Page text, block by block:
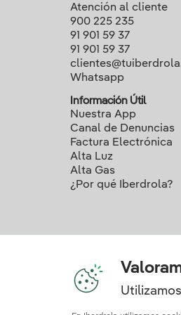
Atención al cliente
900 225 235
91 901 59 37
91 901 59 37
Whatsapp
Información Útil
Nuestra App
Canal de Denuncias
Factura Electrónica
Alta Luz
Alta Gas
¿Por qué Iberdrola?